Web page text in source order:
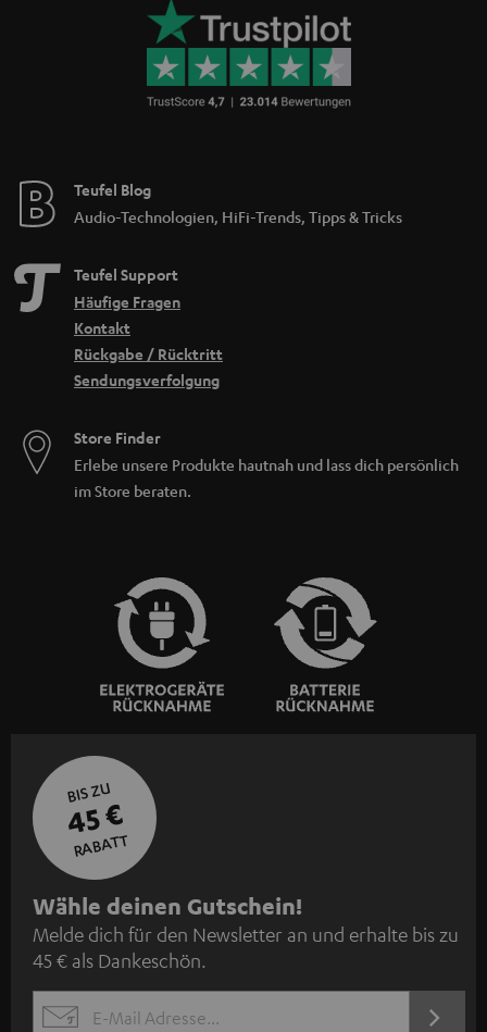
Teufel Blog
Audio-Technologien, HiFi-Trends, Tipps & Tricks
Teufel Support
Häufige Fragen
Kontakt
Rückgabe / Rücktritt
Sendungsverfolgung
Store Finder
Erlebe unsere Produkte hautnah und lass dich persönlich
im Store beraten.
BIS ZU
45 €
RABATT
N
e
w
s
Wähle deinen Gutschein!
Melde dich für den Newsletter an und erhalte bis zu
45 € als Dankeschön.
JETZT